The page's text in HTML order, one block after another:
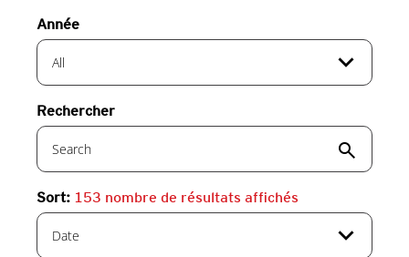
Année
All expand_more
Rechercher
search
Sort: 153 nombre de résultats affichés
Date expand_more